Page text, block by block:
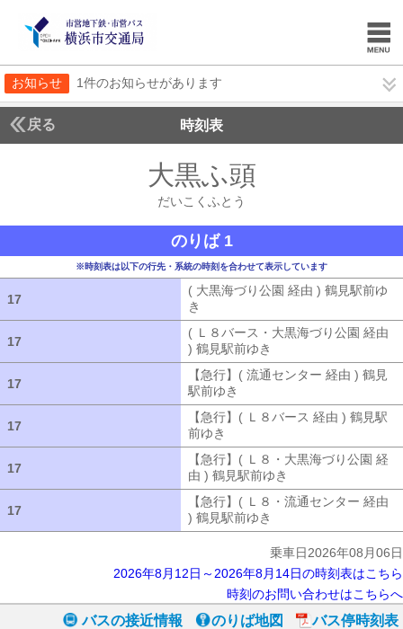
お知らせ 1件のお知らせがあります
戻る 時刻表
大黒ふ頭
だいこくふとう
のりば 1
※時刻表は以下の行先・系統の時刻を合わせて表示しています
17
( 大黒海づり公園 経由 ) 鶴見駅前ゆ
き
17
( Ｌ８バース・大黒海づり公園 経由
) 鶴見駅前ゆき
17
【急行】( 流通センター 経由 ) 鶴見
駅前ゆき
17
【急行】( Ｌ８バース 経由 ) 鶴見駅
前ゆき
17
【急行】( Ｌ８・大黒海づり公園 経
由 ) 鶴見駅前ゆき
17
【急行】( Ｌ８・流通センター 経由
) 鶴見駅前ゆき
乗車日2026年08月06日
2026年8月12日～2026年8月14日の時刻表はこちら
時刻のお問い合わせはこちらへ
バスの接近情報 のりば地図
バス停時刻表